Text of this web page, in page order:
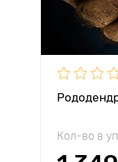
Кол-во в